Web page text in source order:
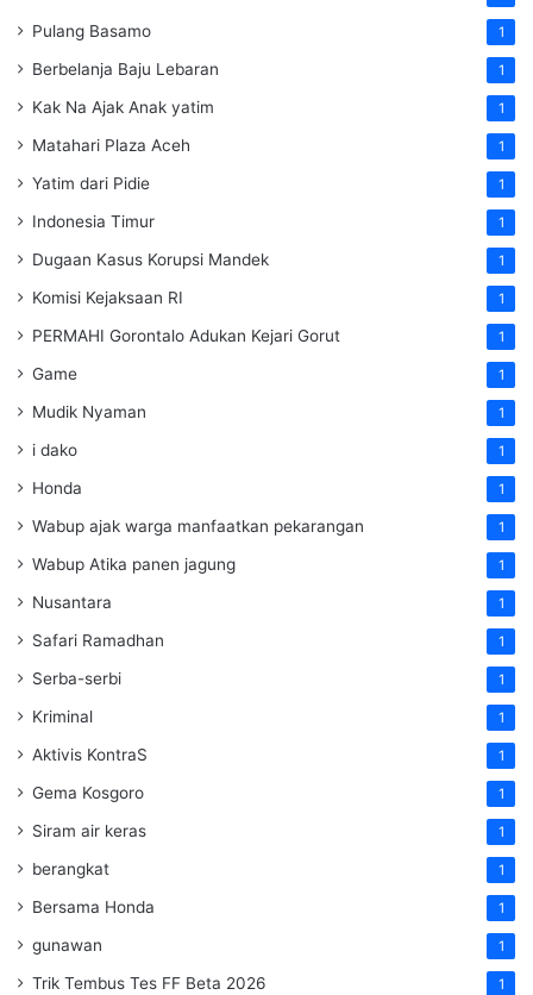
Pulang Basamo 1
Berbelanja Baju Lebaran 1
Kak Na Ajak Anak yatim 1
Matahari Plaza Aceh 1
Yatim dari Pidie 1
Indonesia Timur 1
Dugaan Kasus Korupsi Mandek 1
Komisi Kejaksaan RI 1
PERMAHI Gorontalo Adukan Kejari Gorut 1
Game 1
Mudik Nyaman 1
i dako 1
Honda 1
Wabup ajak warga manfaatkan pekarangan 1
Wabup Atika panen jagung 1
Nusantara 1
Safari Ramadhan 1
Serba-serbi 1
Kriminal 1
Aktivis KontraS 1
Gema Kosgoro 1
Siram air keras 1
berangkat 1
Bersama Honda 1
gunawan 1
Trik Tembus Tes FF Beta 2026 1